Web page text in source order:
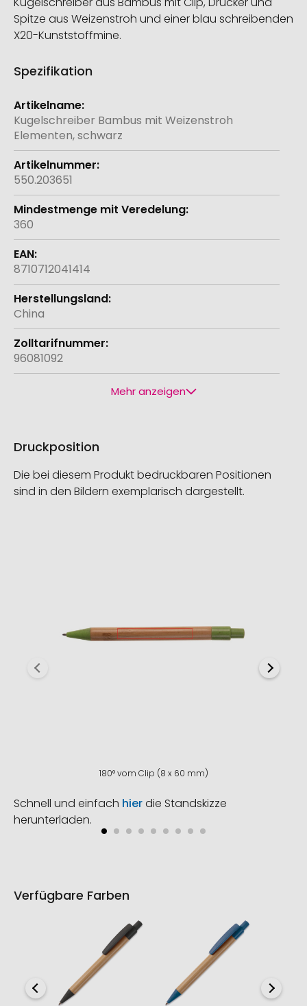
Spitze aus Weizenstroh und einer blau schreibenden
X20-Kunststoffmine.
Spezifikation
Weitere
Informationen
Kugelschreiber Bambus mit Weizenstroh
Elementen, schwarz
550.203651
360
8710712041414
China
96081092
Mehr anzeigen
Druckposition
Die bei diesem Produkt bedruckbaren Positionen
sind in den Bildern exemplarisch dargestellt.
180° vom Clip (8 x 60 mm)
Schnell und einfach hierdie Standskizze
herunterladen.
Verfügbare Farben